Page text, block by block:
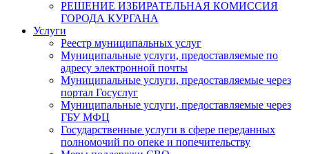
РЕШЕНИЕ ИЗБИРАТЕЛЬНАЯ КОМИССИЯ
ГОРОДА КУРГАНА
Услуги
Реестр муниципальных услуг
Муниципальные услуги, предоставляемые по
адресу электронной почты
Муниципальные услуги, предоставляемые через
портал Госуслуг
Муниципальные услуги, предоставляемые через
ГБУ МФЦ
Государственные услуги в сфере переданных
полномочий по опеке и попечительству